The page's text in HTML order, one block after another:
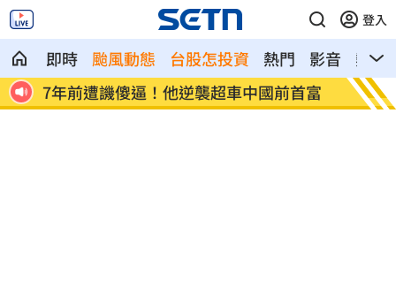
登入
即時 颱風動態 台股怎投資 熱門 影音
熱搜
富
女兒一句話 兩老退休生活全變調
記憶
襲